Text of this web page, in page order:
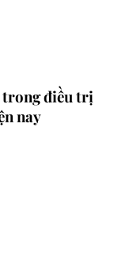
trong điều trị
nay